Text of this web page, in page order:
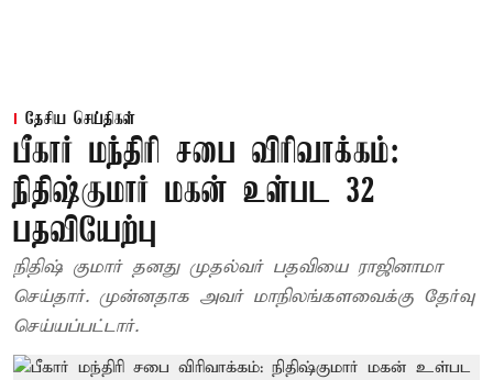
தேசிய செய்திகள்
பீகார் மந்திரி சபை விரிவாக்கம்:
நிதிஷ்குமார் மகன் உள்பட 32
பதவியேற்பு
நிதிஷ் குமார் தனது முதல்வர் பதவியை ராஜினாமா
செய்தார். முன்னதாக அவர் மாநிலங்களவைக்கு தேர்வு
செய்யப்பட்டார்.